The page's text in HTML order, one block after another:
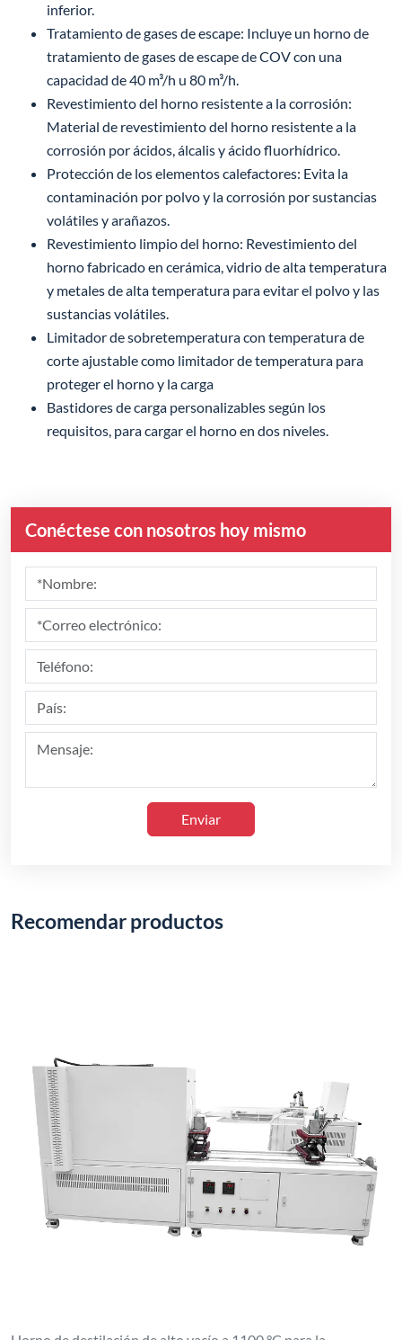
inferior.
Tratamiento de gases de escape: Incluye un horno de
tratamiento de gases de escape de COV con una
capacidad de 40 m³/h u 80 m³/h.
Revestimiento del horno resistente a la corrosión:
Material de revestimiento del horno resistente a la
corrosión por ácidos, álcalis y ácido fluorhídrico.
Protección de los elementos calefactores: Evita la
contaminación por polvo y la corrosión por sustancias
volátiles y arañazos.
Revestimiento limpio del horno: Revestimiento del
horno fabricado en cerámica, vidrio de alta temperatura
y metales de alta temperatura para evitar el polvo y las
sustancias volátiles.
Limitador de sobretemperatura con temperatura de
corte ajustable como limitador de temperatura para
proteger el horno y la carga
Bastidores de carga personalizables según los
requisitos, para cargar el horno en dos niveles.
Conéctese con nosotros hoy mismo
Enviar
Recomendar productos